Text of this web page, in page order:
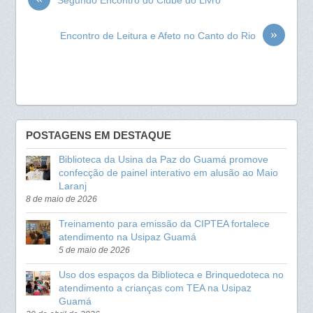
p
»
Encontro de Leitura e Afeto no Canto do Rio
POSTAGENS EM DESTAQUE
Biblioteca da Usina da Paz do Guamá promove
confecção de painel interativo em alusão ao Maio
Laranj
8 de maio de 2026
Treinamento para emissão da CIPTEA fortalece
atendimento na Usipaz Guamá
5 de maio de 2026
Uso dos espaços da Biblioteca e Brinquedoteca no
atendimento a crianças com TEA na Usipaz
Guamá